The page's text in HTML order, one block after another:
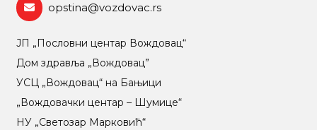
opstina@vozdovac.rs
ЈП „Пословни центар Вождовац“
Дом здравља „Вождовац”
УСЦ „Вождовац“ на Бањици
„Вождовачки центар – Шумице“
НУ „Светозар Марковић“